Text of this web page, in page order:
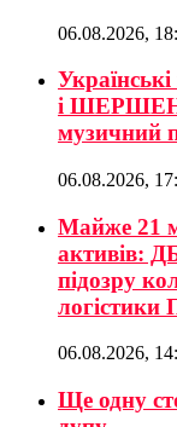
06.08.2026,
і
музичний
06.08.2026,
Майже 21
активів:
підозру
логістики
06.08.2026,
Ще одну